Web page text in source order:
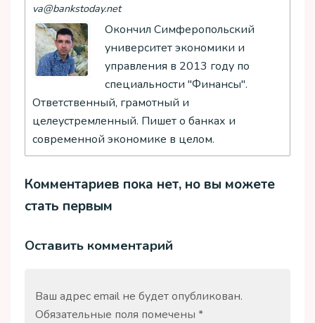
va@bankstoday.net
Окончил Симферопольский
университет экономики и
управления в 2013 году по
специальности "Финансы".
Ответственный, грамотный и
целеустремленный. Пишет о банках и
современной экономике в целом.
Комментариев пока нет, но вы можете
стать первым
Оставить комментарий
Ваш адрес email не будет опубликован.
Обязательные поля помечены *